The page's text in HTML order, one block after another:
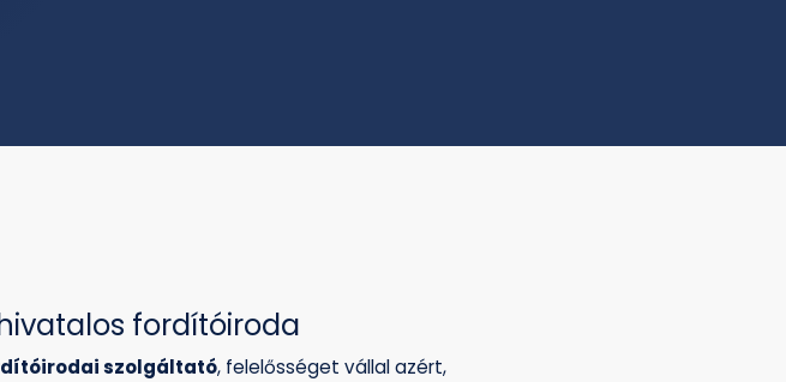
fordítóiroda
szolgáltató, felelősséget vállal azért,